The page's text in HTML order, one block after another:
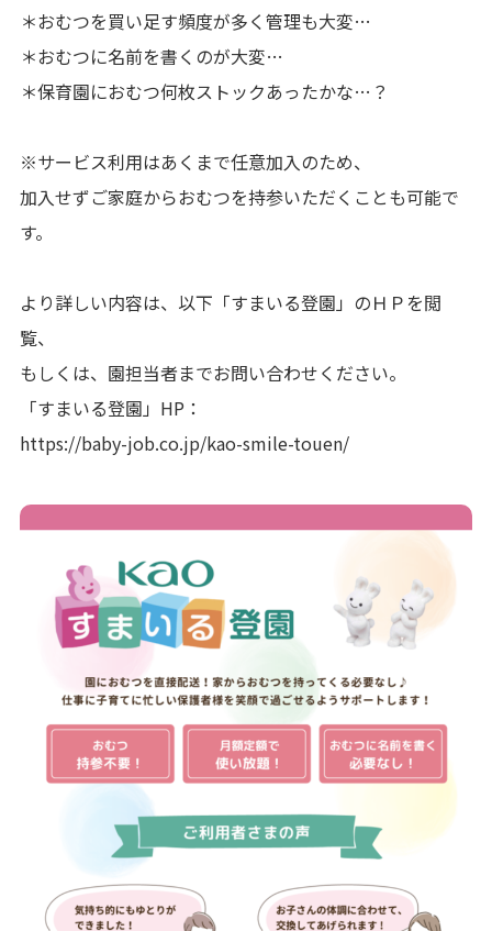
＊おむつを買い足す頻度が多く管理も大変…
＊おむつに名前を書くのが大変…
＊保育園におむつ何枚ストックあったかな…？
※サービス利用はあくまで任意加入のため、
加入せずご家庭からおむつを持参いただくことも可能で
す。
より詳しい内容は、以下「すまいる登園」のＨＰを閲
覧、
もしくは、園担当者までお問い合わせください。
「すまいる登園」HP：
https://baby-job.co.jp/kao-smile-touen/